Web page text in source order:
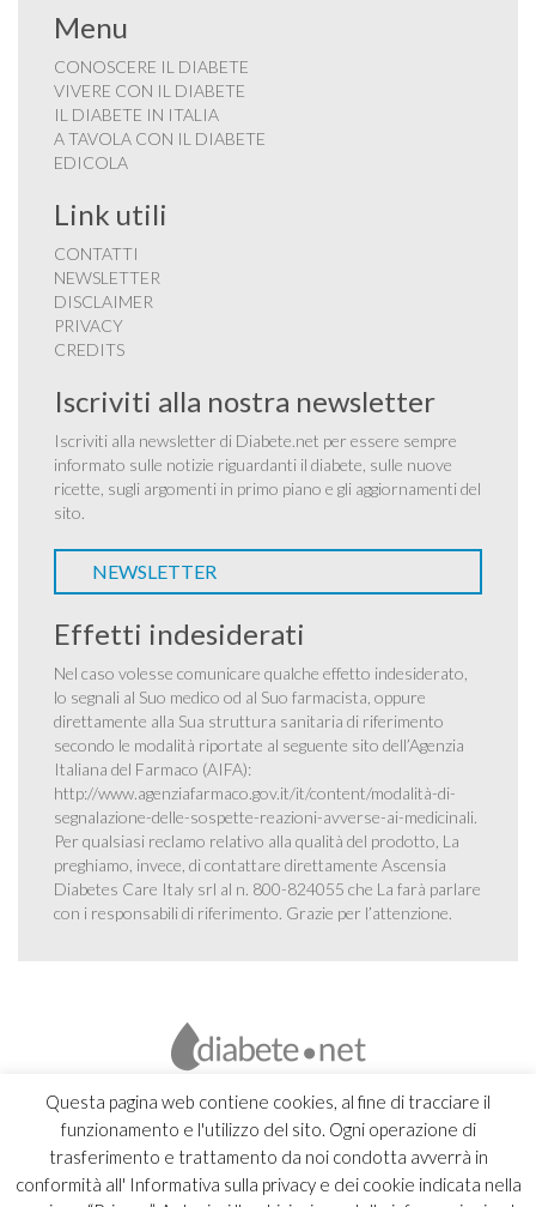
Questa pagina web contiene cookies, al fine di tracciare il
funzionamento e l'utilizzo del sito. Ogni operazione di
trasferimento e trattamento da noi condotta avverrà in
conformità all' Informativa sulla privacy e dei cookie indicata nella
Menu
CONOSCERE IL DIABETE
VIVERE CON IL DIABETE
IL DIABETE IN ITALIA
A TAVOLA CON IL DIABETE
EDICOLA
Link utili
CONTATTI
NEWSLETTER
DISCLAIMER
PRIVACY
CREDITS
Iscriviti alla nostra newsletter
Iscriviti alla newsletter di Diabete.net per essere sempre
informato sulle notizie riguardanti il diabete, sulle nuove
ricette, sugli argomenti in primo piano e gli aggiornamenti del
sito.
NEWSLETTER
Effetti indesiderati
Nel caso volesse comunicare qualche effetto indesiderato,
lo segnali al Suo medico od al Suo farmacista, oppure
direttamente alla Sua struttura sanitaria di riferimento
secondo le modalità riportate al seguente sito dell’Agenzia
Italiana del Farmaco (AIFA):
http://www.agenziafarmaco.gov.it/it/content/modalità-di-
segnalazione-delle-sospette-reazioni-avverse-ai-medicinali.
Per qualsiasi reclamo relativo alla qualità del prodotto, La
preghiamo, invece, di contattare direttamente Ascensia
Diabetes Care Italy srl al n. 800-824055 che La farà parlare
con i responsabili di riferimento. Grazie per l’attenzione.